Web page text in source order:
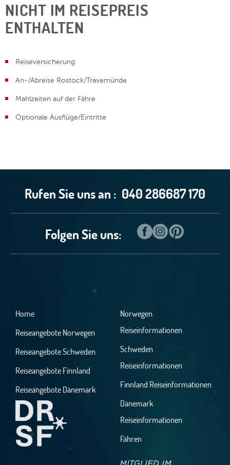
NICHT IM REISEPREIS
ENTHALTEN
Reiseversicherung
An-/Abreise Rostock/Travemünde
Mahlzeiten auf der Fähre
Optionale Ausflüge/Eintritte
Rufen Sie uns an : 040 286687 170
Folgen Sie uns:
Home
Reiseangebote Norwegen
Reiseangebote Schweden
Reiseangebote Finnland
Reiseangebote Dänemark
Norwegen
Reiseinformationen
Schweden
Reiseinformationen
Finnland Reiseinformationen
Dänemark
Reiseinformationen
Fähren